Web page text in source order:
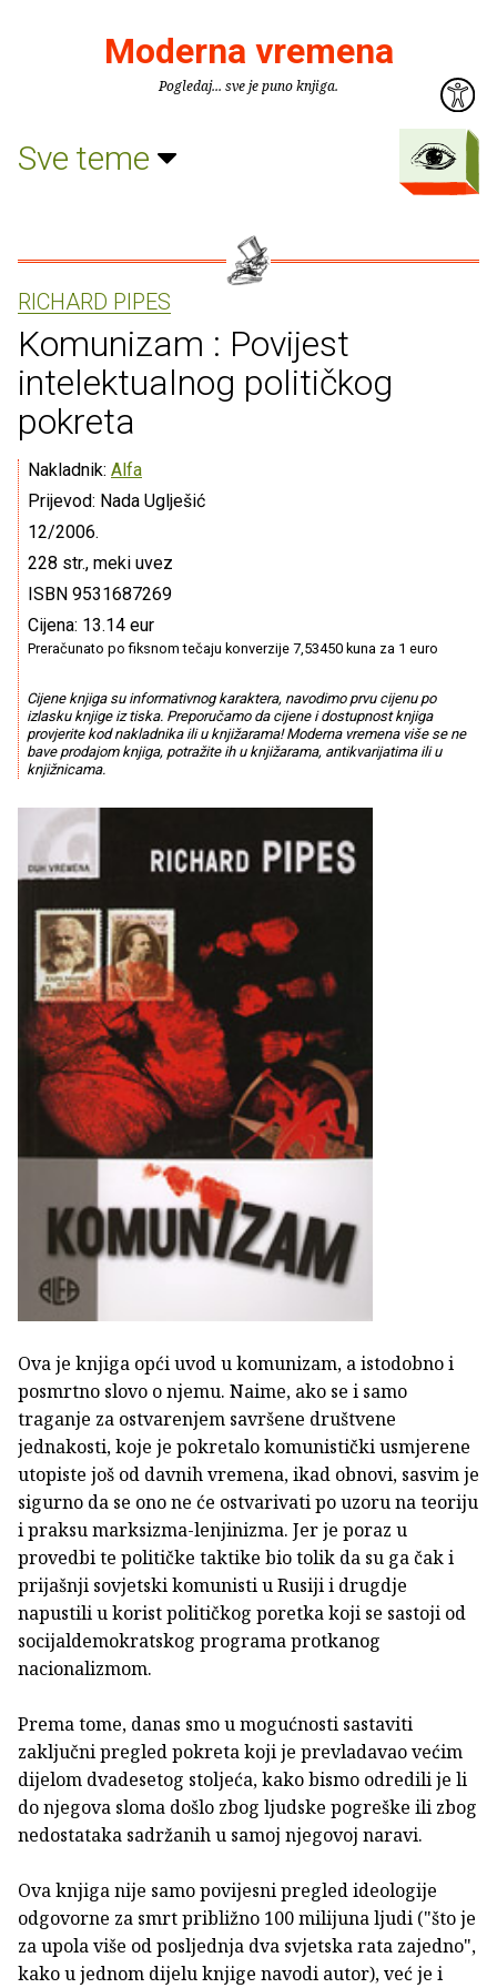
Moderna vremena
Pogledaj... sve je puno knjiga.
Sve teme
RICHARD PIPES
Komunizam : Povijest
intelektualnog političkog
pokreta
Nakladnik: Alfa
Prijevod: Nada Uglješić
12/2006.
228 str., meki uvez
ISBN 9531687269
Cijena: 13.14 eur
Preračunato po fiksnom tečaju konverzije 7,53450 kuna za 1 euro
Cijene knjiga su informativnog karaktera, navodimo prvu cijenu po
izlasku knjige iz tiska. Preporučamo da cijene i dostupnost knjiga
provjerite kod nakladnika ili u knjižarama! Moderna vremena više se ne
bave prodajom knjiga, potražite ih u knjižarama, antikvarijatima ili u
knjižnicama.
Ova je knjiga opći uvod u komunizam, a istodobno i
posmrtno slovo o njemu. Naime, ako se i samo
traganje za ostvarenjem savršene društvene
jednakosti, koje je pokretalo komunistički usmjerene
utopiste još od davnih vremena, ikad obnovi, sasvim je
sigurno da se ono ne će ostvarivati po uzoru na teoriju
i praksu marksizma-lenjinizma. Jer je poraz u
provedbi te političke taktike bio tolik da su ga čak i
prijašnji sovjetski komunisti u Rusiji i drugdje
napustili u korist političkog poretka koji se sastoji od
socijaldemokratskog programa protkanog
nacionalizmom.
Prema tome, danas smo u mogućnosti sastaviti
zaključni pregled pokreta koji je prevladavao većim
dijelom dvadesetog stoljeća, kako bismo odredili je li
do njegova sloma došlo zbog ljudske pogreške ili zbog
nedostataka sadržanih u samoj njegovoj naravi.
Ova knjiga nije samo povijesni pregled ideologije
odgovorne za smrt približno 100 milijuna ljudi ("što je
za upola više od posljednja dva svjetska rata zajedno",
kako u jednom dijelu knjige navodi autor), već je i